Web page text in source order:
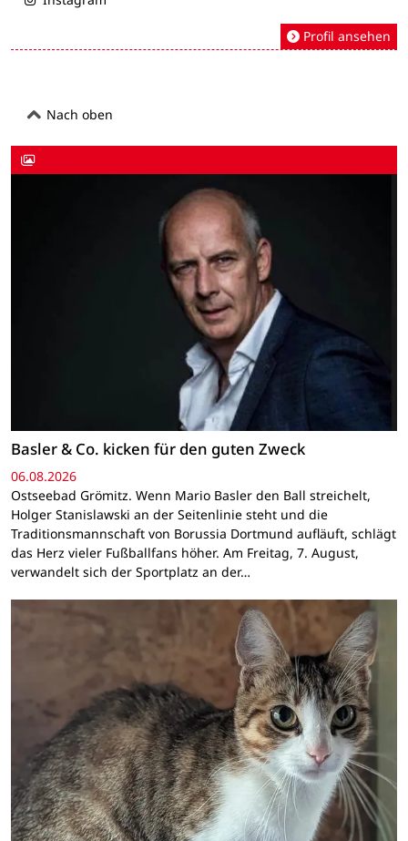
Profil ansehen
Nach oben
Basler & Co. kicken für den guten Zweck
06.08.2026
Ostseebad Grömitz. Wenn Mario Basler den Ball streichelt,
Holger Stanislawski an der Seitenlinie steht und die
Traditionsmannschaft von Borussia Dortmund aufläuft, schlägt
das Herz vieler Fußballfans höher. Am Freitag, 7. August,
verwandelt sich der Sportplatz an der…